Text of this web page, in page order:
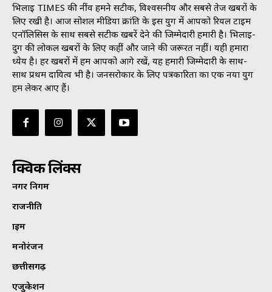
भिलाई TIMES की नींव हमने सटीक, विश्वसनीय और सबसे तेज खबरों के
लिए रखी है। आज सोशल मीडिया क्रांति के इस युग में आपको रियल टाइम
एनॉलिसिस के साथ सबसे सटीक खबरें देने की जिम्मेदारी हमारी है। भिलाई-
दुर्ग की लोकल खबरों के लिए कहीं और जाने की जरूरत नहीं। यही हमारा
ध्येय है। हर खबरों में हम आपको आगे रखें, यह हमारी जिम्मेदारी के साथ-
साथ प्रथम दायित्व भी है। जनसराेकार के लिए पत्रकारिता का एक नया युग
हम लेकर आए हैं।
क्विक लिंक्स
नगर निगम
राजनीति
क्राइम
मनोरंजन
छत्तीसगढ़
एजुकेशन